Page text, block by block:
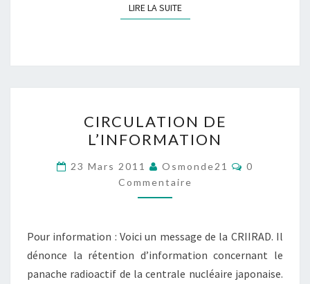
LIRE LA SUITELIRE LA SUITE
DE
L’INFORMATION
CIRCULATION DE
L’INFORMATION
23 Mars 2011 Osmonde21
0
Commentaire
Pour information : Voici un message de la CRIIRAD. Il
dénonce la rétention d’information concernant le
panache radioactif de la centrale nucléaire japonaise.